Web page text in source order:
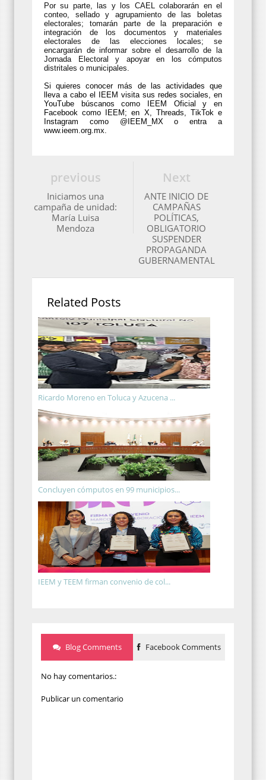
Por su parte, las y los CAEL colaborarán en el
conteo, sellado y agrupamiento de las boletas
electorales; tomarán parte de la preparación e
integración de los documentos y materiales
electorales de las elecciones locales; se
encargarán de informar sobre el desarrollo de la
Jornada Electoral y apoyar en los cómputos
distritales o municipales.
Si quieres conocer más de las actividades que
lleva a cabo el IEEM visita sus redes sociales, en
YouTube búscanos como IEEM Oficial y en
Facebook como IEEM; en X, Threads, TikTok e
Instagram como @IEEM_MX o entra a
www.ieem.org.mx.
Next
ANTE INICIO DE
CAMPAÑAS
POLÍTICAS,
OBLIGATORIO
SUSPENDER
PROPAGANDA
GUBERNAMENTAL
previous
Iniciamos una
campaña de unidad:
María Luisa
Mendoza
Related Posts
Ricardo Moreno en Toluca y Azucena ...
Concluyen cómputos en 99 municipios...
IEEM y TEEM firman convenio de col...
Blog Comments Facebook Comments
No hay comentarios.:
Publicar un comentario